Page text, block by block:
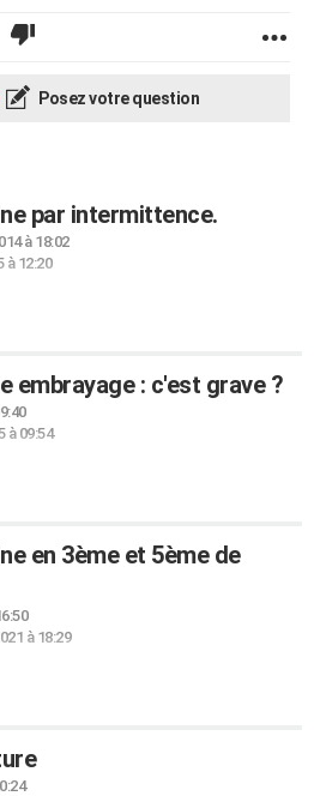
Posez votre question
par intermittence.
à 18:02
à 12:20
embrayage : c'est grave ?
à 09:54
en 3ème et 5ème de
à 18:29